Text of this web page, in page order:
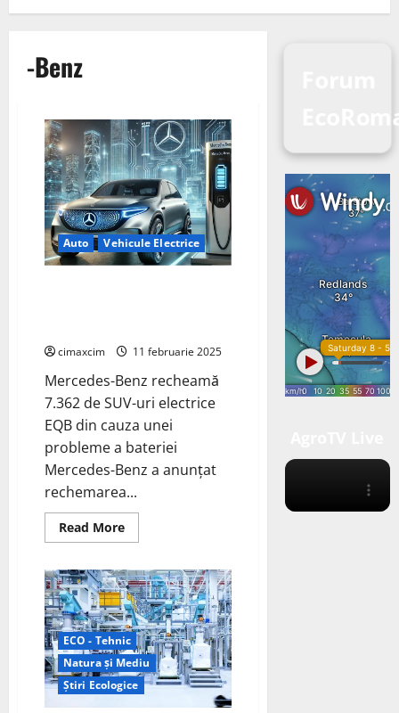
-Benz
Auto Vehicule Electrice
cimaxcim 11 februarie 2025
Mercedes-Benz recheamă
7.362 de SUV-uri electrice
EQB din cauza unei
probleme a bateriei
Mercedes-Benz a anunțat
rechemarea...
Read MoreRead
more
Benz
EQB
are
probleme
incendiare
cu
bateriile.
ECO - Tehnic
Natura și Mediu
Știri Ecologice